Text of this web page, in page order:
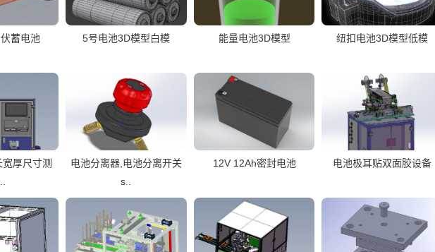
蓄电池 5号电池3D模型白模 能量电池3D模型 纽扣电池3D模型低模
厚尺寸测
电池分离器,电池分离开关
s..
12V 12Ah密封电池 电池极耳贴双面胶设备